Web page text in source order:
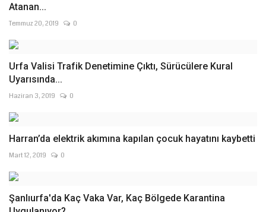
Atanan...
Temmuz 20, 2019 0
Urfa Valisi Trafik Denetimine Çıktı, Sürücülere Kural
Uyarısında...
Haziran 3, 2019 0
Harran’da elektrik akımına kapılan çocuk hayatını kaybetti
Mart 12, 2019 0
Şanlıurfa'da Kaç Vaka Var, Kaç Bölgede Karantina